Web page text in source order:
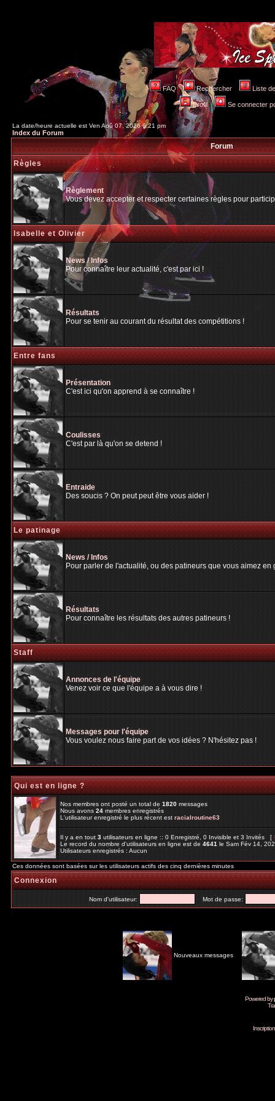
FAQ Rechercher Liste
Profil Se connecter
La date/heure actuelle est Ven Aoû 07, 2026 6:21 pm
Index du Forum
Forum
Règles
Règlement
Vous devez accepter et respecter certaines règles pour
Isabelle et Olivier
News / Infos
Pour connaître leur actualité, c'est par ici !
Résultats
Pour se tenir au courant du résultat des compétitions !
Entre fans
Présentation
C'est ici qu'on apprend à se connaître !
Coulisses
C'est par là qu'on se detend !
Entraide
Des soucis ? On peut peut être vous aider !
Le patinage
News / Infos
Pour parler de l'actualité, ou des patineurs que vous aimez
Résultats
Pour connaître les résultats des autres patineurs !
Staff
Annonces de l'équipe
Venez voir ce que l'équipe a à vous dire !
Messages pour l'équipe
Vous voulez nous faire part de vos idées ? N'hésitez pas !
Qui est en ligne ?
Nos membres ont posté un total de1820messages
Nous avons24membres enregistrés
L'utilisateur enregistré le plus récent estracialroutine63
Il y a en tout3utilisateurs en ligne :: 0 Enregistré, 0 Invisible et 3 Invités [
Le record du nombre d'utilisateurs en ligne est de4641le Sam Fév 14,
Utilisateurs enregistrés : Aucun
Ces données sont basées sur les utilisateurs actifs des cinq dernières minutes
Connexion
Nom d'utilisateur: Mot de passe:
Nouveaux messages
Powered by